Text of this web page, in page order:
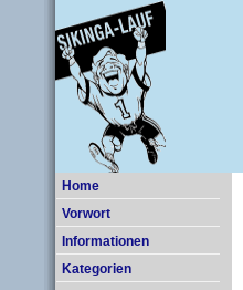
Home
Vorwort
Informationen
Kategorien